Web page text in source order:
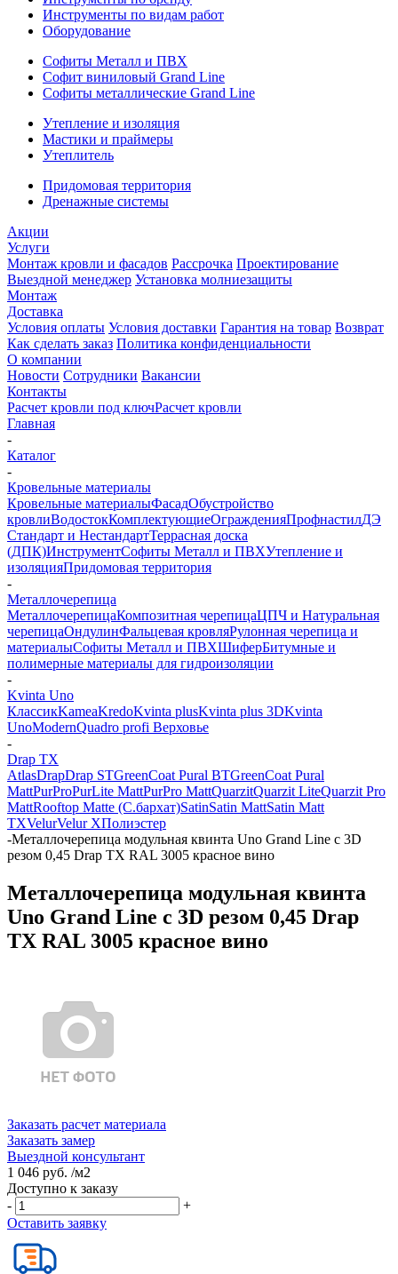
Инструменты по видам работ
Оборудование
Софиты Металл и ПВХ
Софит виниловый Grand Line
Софиты металлические Grand Line
Утепление и изоляция
Мастики и праймеры
Утеплитель
Придомовая территория
Дренажные системы
Акции
Услуги
Монтаж кровли и фасадов Рассрочка Проектирование
Выездной менеджер Установка молниезащиты
Монтаж
Доставка
Условия оплаты Условия доставки Гарантия на товар Возврат
Как сделать заказ Политика конфиденциальности
О компании
Новости Сотрудники Вакансии
Контакты
Расчет кровли под ключРасчет кровли
Главная
-
Каталог
-
Кровельные материалы
Кровельные материалыФасадОбустройство
кровлиВодостокКомплектующиеОгражденияПрофнастилДЭ
Стандарт и НестандартТеррасная доска
(ДПК)ИнструментСофиты Металл и ПВХУтепление и
изоляцияПридомовая территория
-
Металлочерепица
МеталлочерепицаКомпозитная черепицаЦПЧ и Натуральная
черепицаОндулинФальцевая кровляРулонная черепица и
материалыСофиты Металл и ПВХШиферБитумные и
полимерные материалы для гидроизоляции
-
Kvinta Uno
КлассикKameaKredoKvinta plusKvinta plus 3DKvinta
UnoModernQuadro profi Верховье
-
Drap TX
AtlasDrapDrap STGreenCoat Pural BTGreenCoat Pural
MattPurProPurLite МattPurPro MattQuarzitQuarzit LiteQuarzit Pro
MattRooftop Matte (С.бархат)SatinSatin MattSatin Matt
TXVelurVelur XПолиэстер
-Металлочерепица модульная квинта Uno Grand Line c 3D
резом 0,45 Drap TX RAL 3005 красное вино
Металлочерепица модульная квинта
Uno Grand Line c 3D резом 0,45 Drap
TX RAL 3005 красное вино
Заказать расчет материала
Заказать замер
Выездной консультант
1 046 руб. /м2
Доступно к заказу
-
+
Оставить заявку